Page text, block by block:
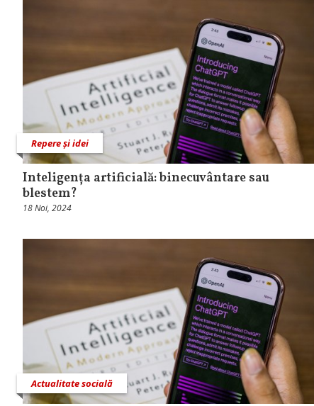
Repere și idei
Inteligența artificială: binecuvântare sau
blestem?
18 Noi, 2024
Actualitate socială